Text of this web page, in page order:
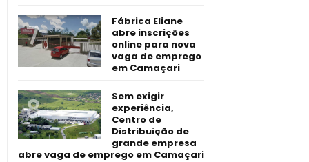
Fábrica Eliane
abre inscrições
online para nova
vaga de emprego
em Camaçari
Sem exigir
experiência,
Centro de
Distribuição de
grande empresa
abre vaga de emprego em Camaçari